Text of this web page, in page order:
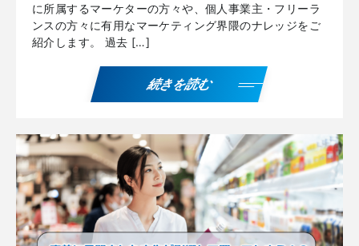
に所属するマーケターの方々や、個人事業主・フリーラ
ンスの方々に有用なマーケティング界隈のナレッジをご
紹介します。 過去 […]
続きを読む